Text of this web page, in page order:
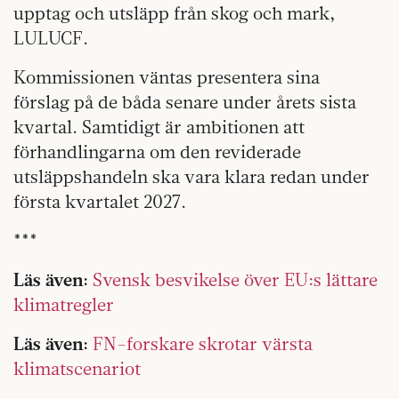
upptag och utsläpp från skog och mark,
LULUCF.
Kommissionen väntas presentera sina
förslag på de båda senare under årets sista
kvartal. Samtidigt är ambitionen att
förhandlingarna om den reviderade
utsläppshandeln ska vara klara redan under
första kvartalet 2027.
***
Läs även: Svensk besvikelse över EU:s lättare
klimatregler
Läs även: FN-forskare skrotar värsta
klimatscenariot